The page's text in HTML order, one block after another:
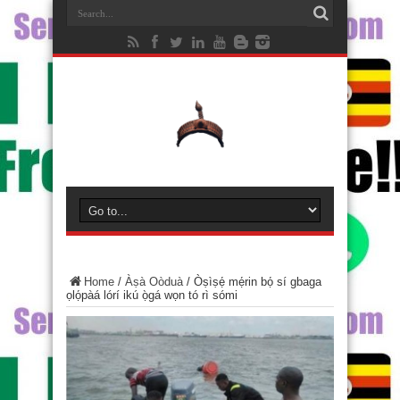
Home / Àṣà Oòduà/ Òṣìṣẹ́ mẹ́rin bọ́ sí gbaga
ọlọ́pàá lórí ikú ọ̀gá wọn tó rì sómi